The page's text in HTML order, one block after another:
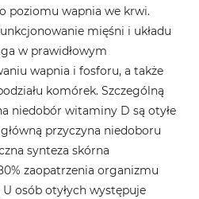
poziomu wapnia we krwi.
mięśni i układu
w prawidłowym
wapnia i fosforu, a także
komórek. Szczególną
niedobór witaminy D są otyłe
przyczyna niedoboru
synteza skórna
zaopatrzenia organizmu
osób otyłych występuje